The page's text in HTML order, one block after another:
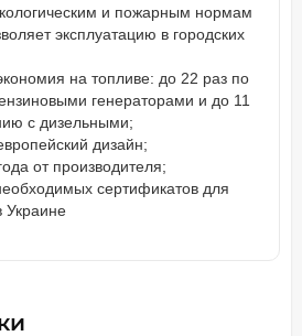
и пожарным нормам
эксплуатацию в городских
на топливе: до 22 раз по
генераторами и до 11
с дизельными;
дизайн;
от производителя;
сертификатов для
Украине